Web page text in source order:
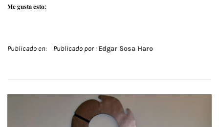
Me gusta esto:
Publicado en: Publicado por : Edgar Sosa Haro